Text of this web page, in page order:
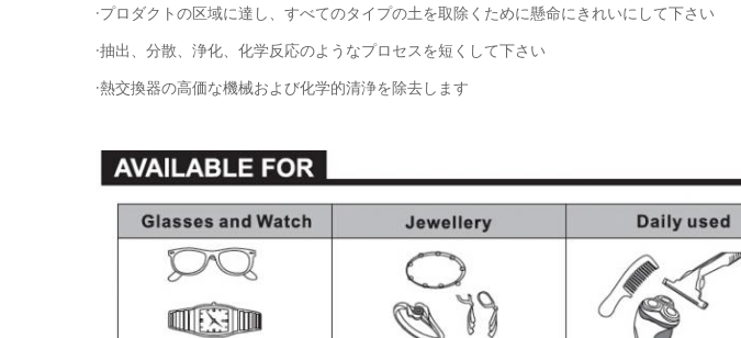
·プロダクトの区域に達し、すべてのタイプの土を取除くために懸命にきれいにして下さい
·抽出、分散、浄化、化学反応のようなプロセスを短くして下さい
·熱交換器の高価な機械および化学的清浄を除去します